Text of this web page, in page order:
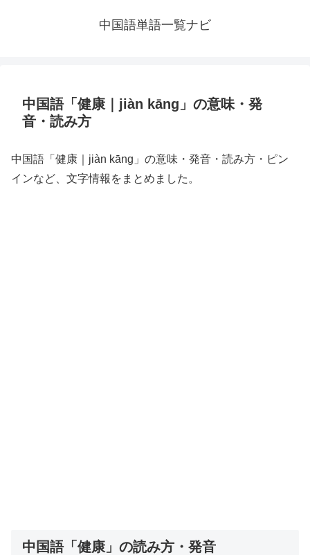
中国語単語一覧ナビ
中国語「健康｜jiàn kāng」の意味・発
音・読み方
中国語「健康｜jiàn kāng」の意味・発音・読み方・ピン
インなど、文字情報をまとめました。
中国語「健康」の読み方・発音